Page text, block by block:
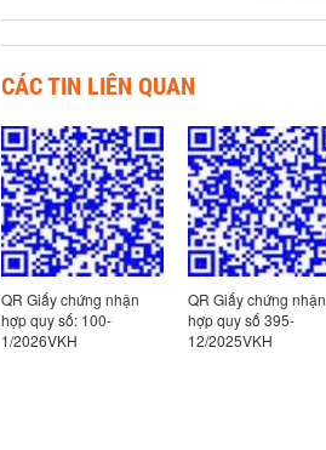
CÁC TIN LIÊN QUAN
QR Giấy chứng nhận
hợp quy số: 100-
1/2026VKH
QR Giấy chứng nhận
hợp quy số 395-
12/2025VKH